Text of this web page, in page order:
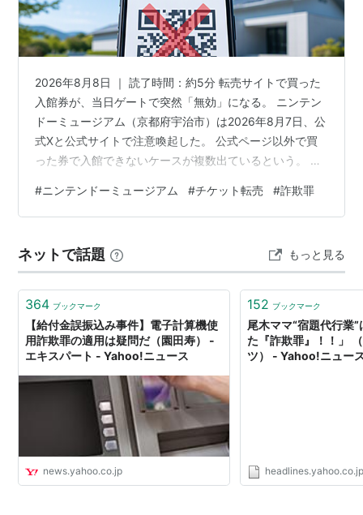
2026年8月8日 ｜ 読了時間：約5分 転売サイトで買った
入館券が、当日ゲートで突然「無効」になる。 ニンテン
ドーミュージアム（京都府宇治市）は2026年8月7日、公
式Xと公式サイトで注意喚起した。 公式ページ以外で買
った券で入館できないケースが複数出ているという。 開
選でも入りにくい人気が続く。 転売を禁じる法律がある
のに、公式がちらつかせたのはなぜ「詐欺罪」だったの
転売チケットは無効 転売券が入館ゲートで弾かれる仕組
み 転売禁止法ではなく詐欺罪が示された理由 正規チケッ
トは抽選…
#ニンテンドーミュージアム #チケット転売 #詐欺罪
ネットで話題 もっと見る
364 ブックマーク
【給付金誤振込み事件】電子計算機使
用詐欺罪の適用は疑問だ（園田寿） -
エキスパート - Yahoo!ニュース
news.yahoo.co.jp
152 ブックマーク
尾木ママ“宿題代行業
た『詐欺罪』！！」
ツ） - Yahoo!ニュー